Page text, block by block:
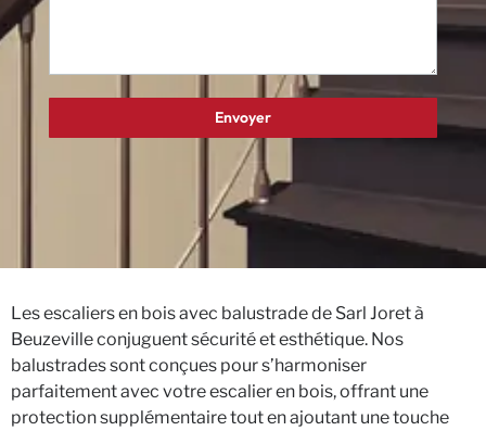
Les escaliers en bois avec balustrade de Sarl Joret à
Beuzeville conjuguent sécurité et esthétique. Nos
balustrades sont conçues pour s’harmoniser
parfaitement avec votre escalier en bois, offrant une
protection supplémentaire tout en ajoutant une touche